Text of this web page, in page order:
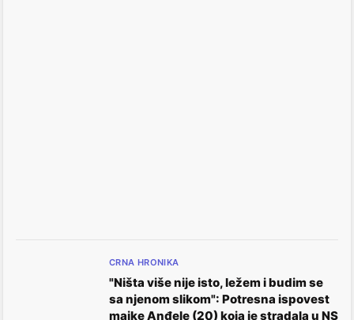
CRNA HRONIKA
"Ništa više nije isto, ležem i budim se
sa njenom slikom": Potresna ispovest
majke Anđele (20) koja je stradala u NS